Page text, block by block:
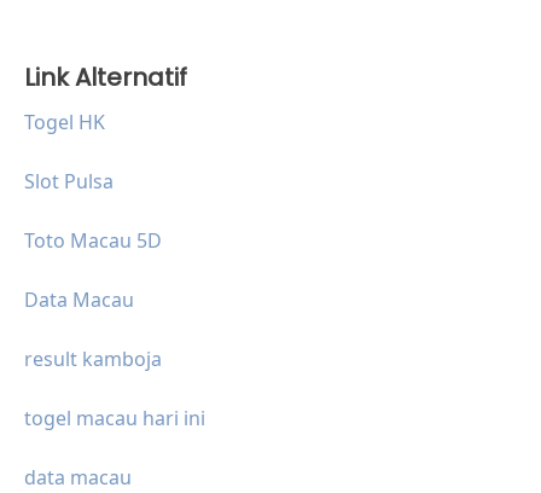
Link Alternatif
Togel HK
Slot Pulsa
Toto Macau 5D
Data Macau
result kamboja
togel macau hari ini
data macau